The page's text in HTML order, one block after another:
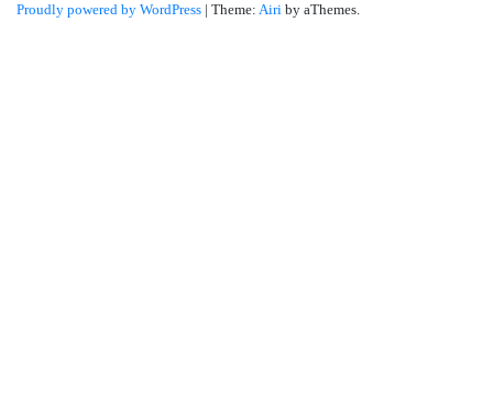
Proudly powered by WordPress | Theme: Airi by aThemes.